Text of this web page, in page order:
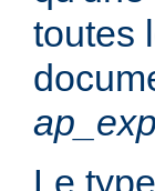
toutes
Le